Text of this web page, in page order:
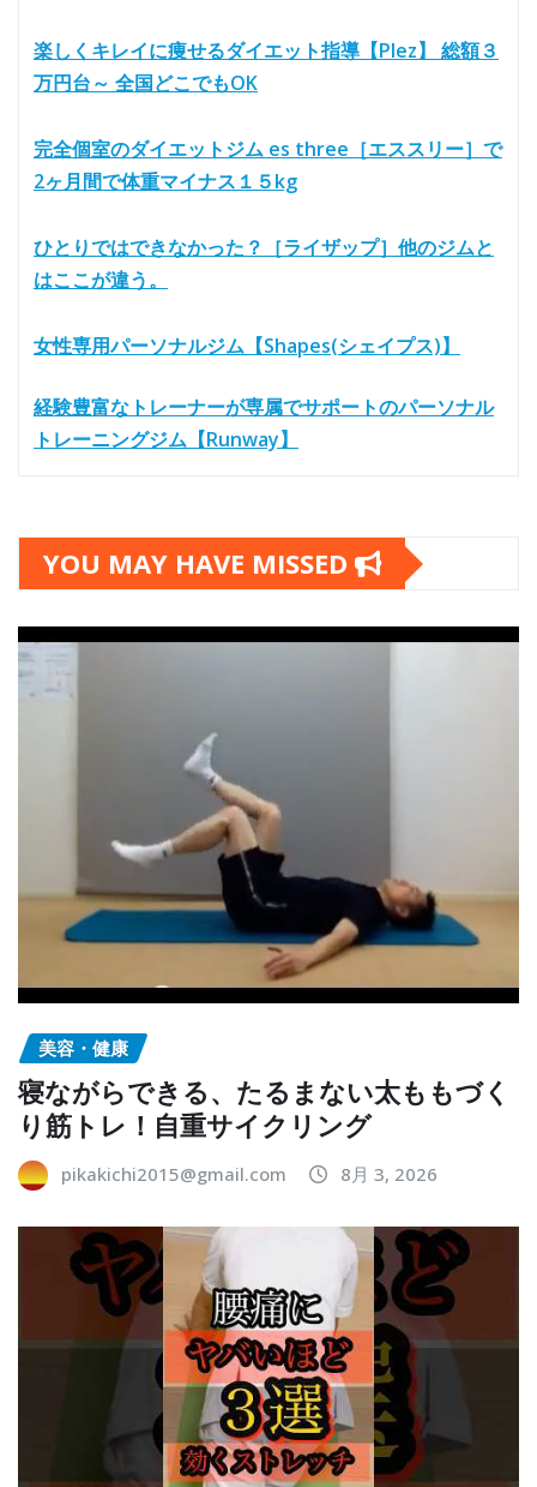
楽しくキレイに痩せるダイエット指導【Plez】 総額３
万円台～ 全国どこでもOK
完全個室のダイエットジム es three［エススリー］で
2ヶ月間で体重マイナス１５kg
ひとりではできなかった？［ライザップ］他のジムと
はここが違う。
女性専用パーソナルジム【Shapes(シェイプス)】
経験豊富なトレーナーが専属でサポートのパーソナル
トレーニングジム【Runway】
YOU MAY HAVE MISSED
美容・健康
寝ながらできる、たるまない太ももづく
り筋トレ！自重サイクリング
pikakichi2015@gmail.com 8月 3, 2026